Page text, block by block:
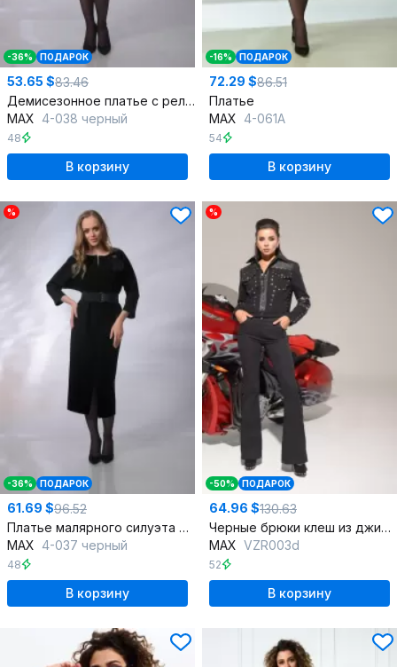
-36% ПОДАРОК
53.65 $83.46
Демисезонное платье с рельефами и объемным рукавом
MAX 4-038 черный
48
В корзину
-16% ПОДАРОК
72.29 $86.51
Платье
MAX 4-061А
54
В корзину
%
-36% ПОДАРОК
61.69 $96.52
Платье малярного силуэта с разрезом и съемным поясом
MAX 4-037 черный
48
В корзину
%
-50% ПОДАРОК
64.96 $130.63
Черные брюки клеш из джинса и хлопка с карманами
MAX VZR003d
52
В корзину